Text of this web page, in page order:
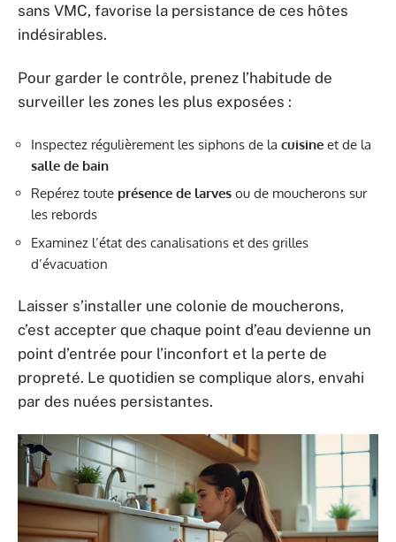
sans VMC, favorise la persistance de ces hôtes
indésirables.
Pour garder le contrôle, prenez l’habitude de
surveiller les zones les plus exposées :
Inspectez régulièrement les siphons de la cuisine et de la
salle de bain
Repérez toute présence de larves ou de moucherons sur
les rebords
Examinez l’état des canalisations et des grilles
d’évacuation
Laisser s’installer une colonie de moucherons,
c’est accepter que chaque point d’eau devienne un
point d’entrée pour l’inconfort et la perte de
propreté. Le quotidien se complique alors, envahi
par des nuées persistantes.